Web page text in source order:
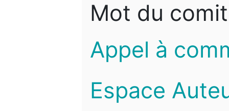
Mot du
Appel à
Espace